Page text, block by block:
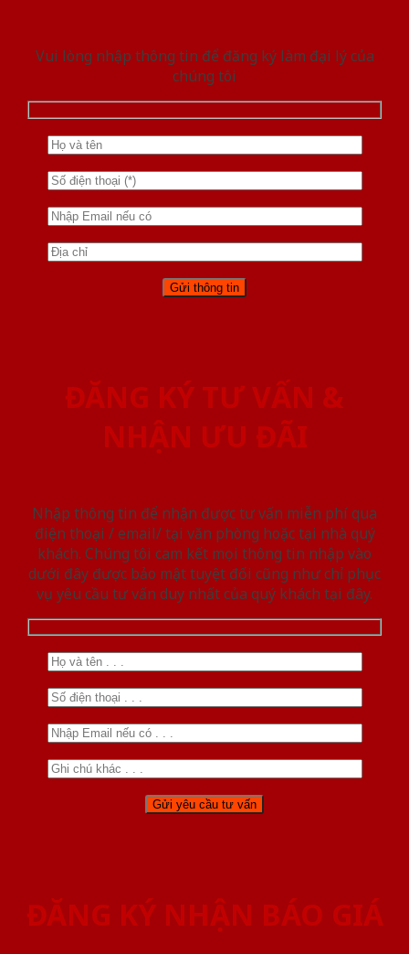
Vui lòng nhập thông tin để đăng ký làm đại lý của
chúng tôi
ĐĂNG KÝ TƯ VẤN &
NHẬN ƯU ĐÃI
Nhập thông tin để nhận được tư vấn miễn phí qua
điện thoại / email/ tại văn phòng hoặc tại nhà quý
khách. Chúng tôi cam kết mọi thông tin nhập vào
dưới đây được bảo mật tuyệt đối cũng như chỉ phục
vụ yêu cầu tư vấn duy nhất của quý khách tại đây.
ĐĂNG KÝ NHẬN BÁO GIÁ